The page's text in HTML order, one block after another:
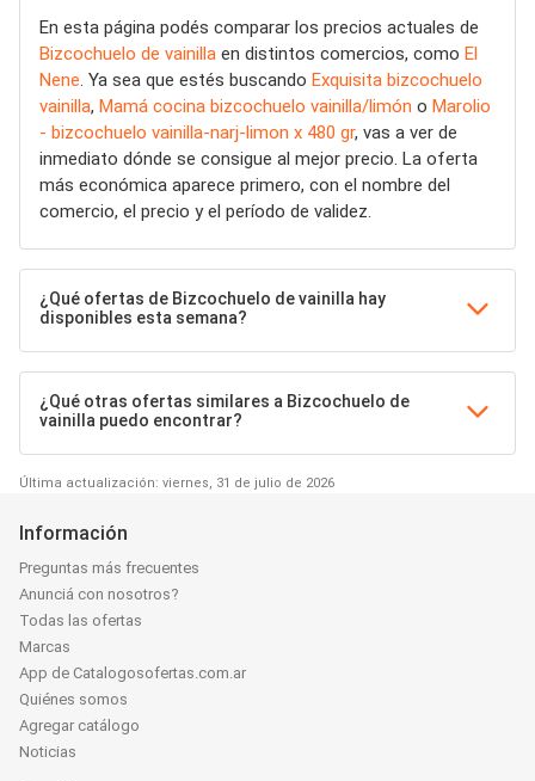
En esta página podés comparar los precios actuales de
Bizcochuelo de vainilla en distintos comercios, como El
Nene . Ya sea que estés buscando Exquisita bizcochuelo
vainilla, Mamá cocina bizcochuelo vainilla/limón o Marolio
- bizcochuelo vainilla-narj-limon x 480 gr, vas a ver de
inmediato dónde se consigue al mejor precio. La oferta
más económica aparece primero, con el nombre del
comercio, el precio y el período de validez.
¿Qué ofertas de Bizcochuelo de vainilla hay
disponibles esta semana?
¿Qué otras ofertas similares a Bizcochuelo de
vainilla puedo encontrar?
Última actualización: viernes, 31 de julio de 2026
Información
Preguntas más frecuentes
Anunciá con nosotros?
Todas las ofertas
Marcas
App de Catalogosofertas.com.ar
Quiénes somos
Agregar catálogo
Noticias